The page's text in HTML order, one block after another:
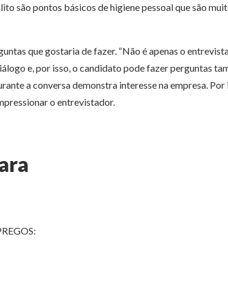
são pontos básicos de higiene pessoal que são
que gostaria de fazer. “Não é apenas o
e, por isso, o candidato pode fazer perguntas
a conversa demonstra interesse na empresa. Por
o entrevistador.